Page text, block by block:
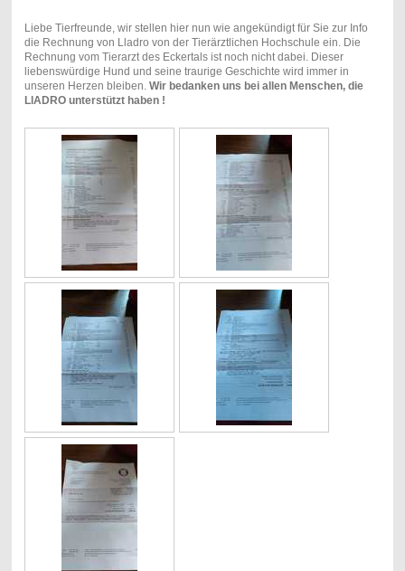
Liebe Tierfreunde, wir stellen hier nun wie angekündigt für Sie zur Info
die Rechnung von Lladro von der Tierärztlichen Hochschule ein. Die
Rechnung vom Tierarzt des Eckertals ist noch nicht dabei. Dieser
liebenswürdige Hund und seine traurige Geschichte wird immer in
unseren Herzen bleiben. Wir bedanken uns bei allen Menschen, die
LlADRO unterstützt haben !